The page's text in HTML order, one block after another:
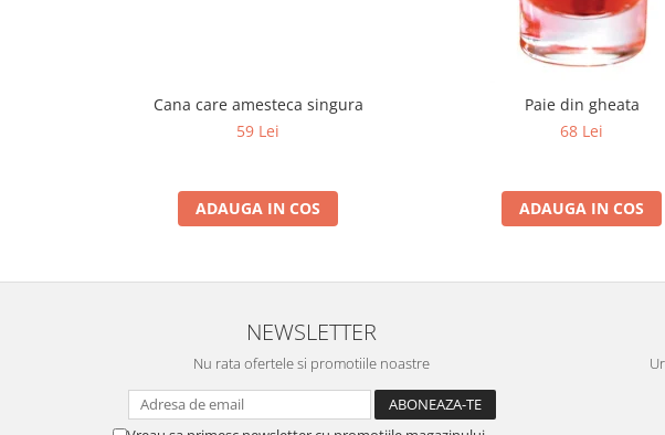
Cana care amesteca singura
59 Lei
ADAUGA IN COS
Paie din gheata
68 Lei
ADAUGA IN COS
NEWSLETTER
Nu rata ofertele si promotiile noastre